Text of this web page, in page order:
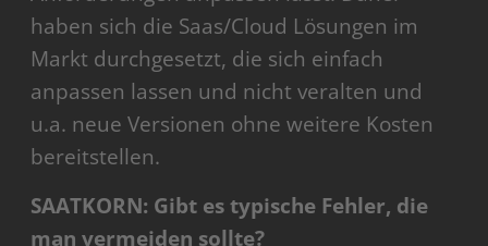
haben sich die Saas/Cloud Lösungen im
Markt durchgesetzt, die sich einfach
anpassen lassen und nicht veralten und
u.a. neue Versionen ohne weitere Kosten
bereitstellen.
SAATKORN: Gibt es typische Fehler, die
man vermeiden sollte?